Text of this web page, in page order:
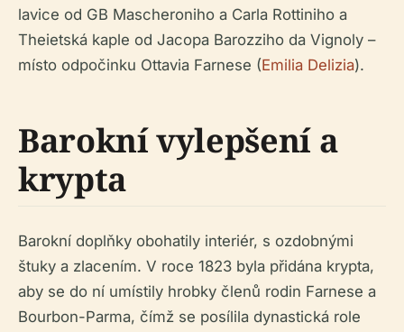
lavice od GB Mascheroniho a Carla Rottiniho a
Theietská kaple od Jacopa Barozziho da Vignoly –
místo odpočinku Ottavia Farnese (Emilia Delizia).
Barokní vylepšení a
krypta
Barokní doplňky obohatily interiér, s ozdobnými
štuky a zlacením. V roce 1823 byla přidána krypta,
aby se do ní umístily hrobky členů rodin Farnese a
Bourbon-Parma, čímž se posílila dynastická role